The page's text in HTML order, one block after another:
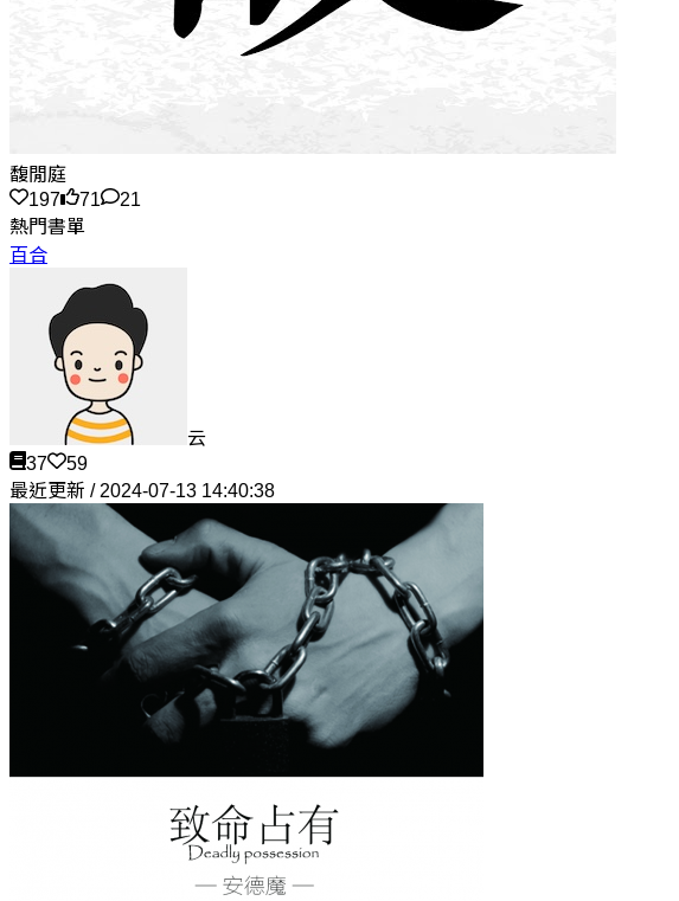
馥閒庭
197
71
21
熱門書單
百合
云
37
59
最近更新 / 2024-07-13 14:40:38